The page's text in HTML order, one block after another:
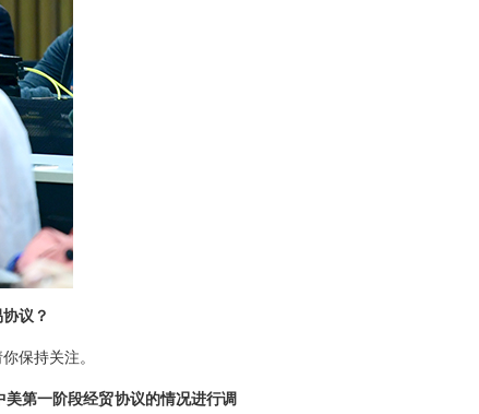
议？
保持关注。
第一阶段经贸协议的情况进行调